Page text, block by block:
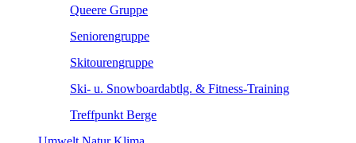
Queere Gruppe
Seniorengruppe
Skitourengruppe
Ski- u. Snowboardabtlg. & Fitness-Training
Treffpunkt Berge